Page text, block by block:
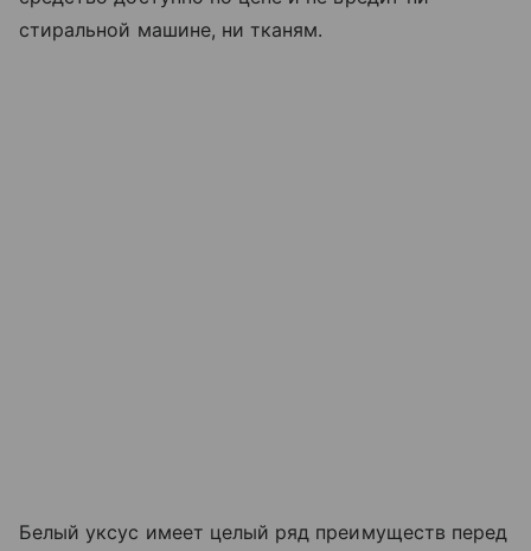
стиральной машине, ни тканям.
Белый уксус имеет целый ряд преимуществ перед